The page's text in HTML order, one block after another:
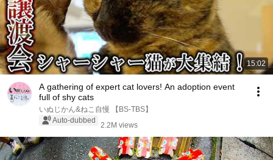
15:02
A gathering of expert cat lovers! An adoption event
full of shy cats
いぬじかん&ねこ自慢 【BS-TBS】
Auto-dubbed
2.2M views